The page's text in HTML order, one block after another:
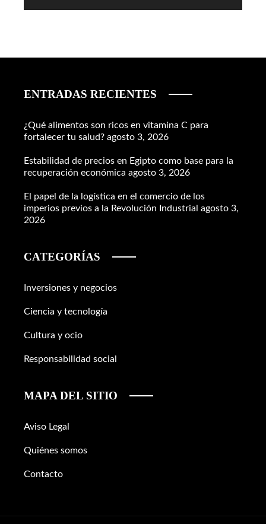
ENTRADAS RECIENTES
¿Qué alimentos son ricos en vitamina C para
fortalecer tu salud? agosto 3, 2026
Estabilidad de precios en Egipto como base para la
recuperación económica agosto 3, 2026
El papel de la logística en el comercio de los
imperios previos a la Revolución Industrial agosto 3,
2026
CATEGORÍAS
Inversiones y negocios
Ciencia y tecnología
Cultura y ocio
Responsabilidad social
MAPA DEL SITIO
Aviso Legal
Quiénes somos
Contacto